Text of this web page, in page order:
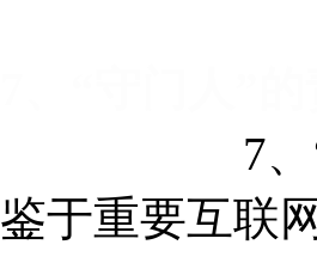
7
鉴于重要互联